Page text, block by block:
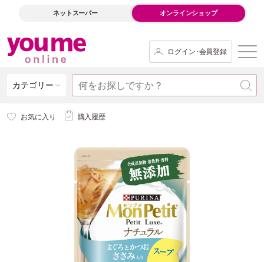
ネットスーパー オンラインショップ
ログイン･会員登録
カテゴリー
お気に入り 購入履歴